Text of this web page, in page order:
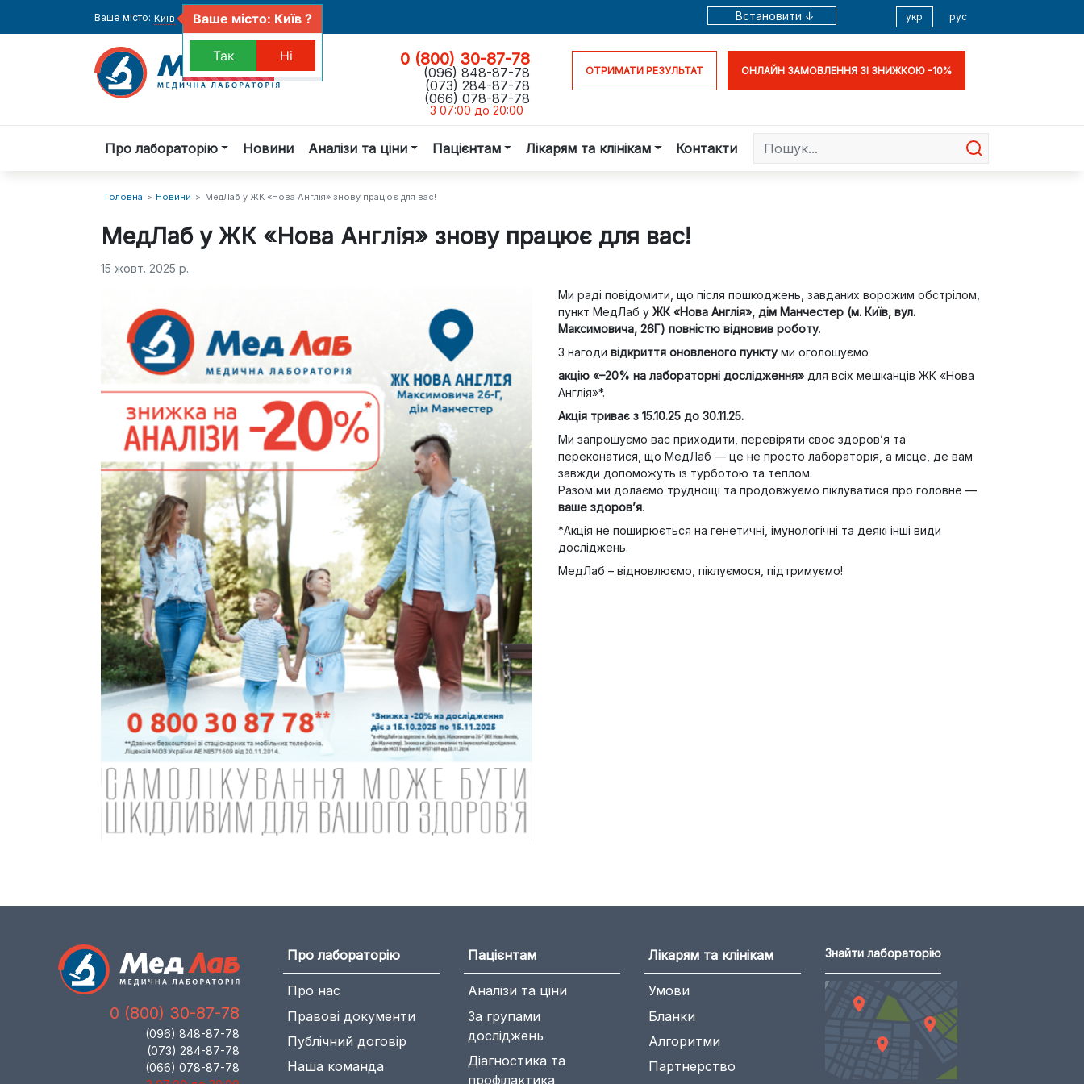
Ваше місто: Київ Встановити ↓ укр рус
0 (800) 30-87-78
(096) 848-87-78
(073) 284-87-78
(066) 078-87-78
З 07:00 до 20:00
ОТРИМАТИ РЕЗУЛЬТАТ ОНЛАЙН ЗАМОВЛЕННЯ ЗІ ЗНИЖКОЮ -10%
Про лабораторію Новини Аналізи та ціни Пацієнтам Лікарям та клінікам Контакти
Головна Нoвини MeдЛаб у ЖК «Нова Англія» знову працює для вас!
MeдЛаб у ЖК «Нова Англія» знову працює для вас!
15 жовт. 2025 р.
Ми раді повідомити, що після пошкоджень, завданих ворожим обстрілом,
пункт MeдЛаб у ЖК «Нова Англія», дім Манчестер (м. Київ, вул.
Максимовича, 26Г) повністю відновив роботу.
З нагоди відкриття оновленого пункту ми оголошуємо
акцію «–20% на лабораторні дослідження» для всіх мешканців ЖК «Нова
Англія»*.
Акція триває з 15.10.25 до 30.11.25.
Ми запрошуємо вас приходити, перевіряти своє здоров’я та
переконатися, що MeдЛаб — це не просто лабораторія, а місце, де вам
завжди допоможуть із турботою та теплом.
Разом ми долаємо труднощі та продовжуємо піклуватися про головне —
ваше здоров’я.
*Акція не поширюється на генетичні, імунологічні та деякі інші види
досліджень.
MeдЛаб – відновлюємо, піклуємося, підтримуємо!
0 (800) 30-87-78
(096) 848-87-78
(073) 284-87-78
(066) 078-87-78
Про лабораторію
Про нас
Правові документи
Публічний договір
Наша команда
Пацієнтам
Аналізи та ціни
За групами
досліджень
Діагностика та
профілактика
Лікарям та клінікам
Умови
Бланки
Алгоритми
Партнерство
Знайти лабораторію
Ваше місто: Київ ?
Так Ні